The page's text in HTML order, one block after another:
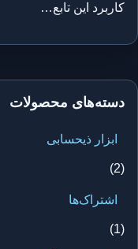
کاربرد این تابع…
دسته‌های محصولات
ابزار ذیحسابی
(2)
اشتراک‌ها
(1)